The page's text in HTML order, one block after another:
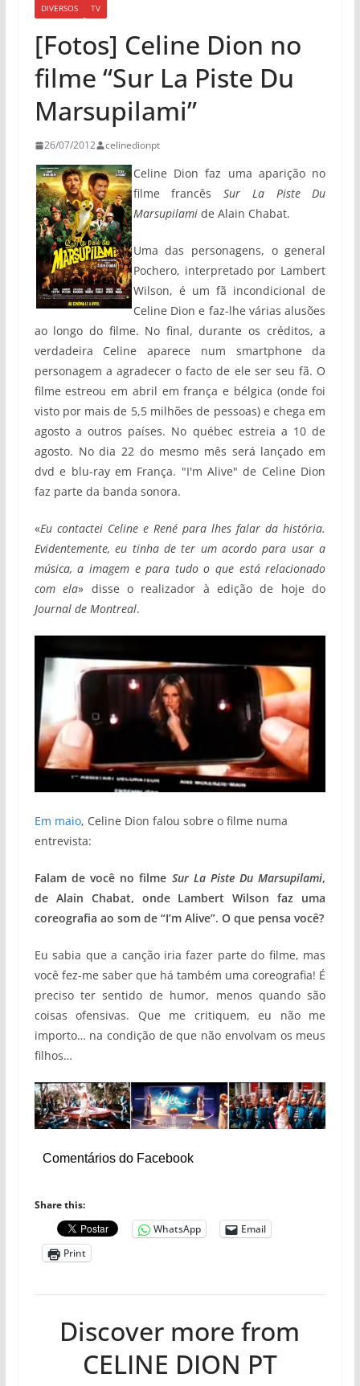
DIVERSOS TV
[Fotos] Celine Dion no
filme “Sur La Piste Du
Marsupilami”
26/07/2012 celinedionpt
Celine Dion faz uma aparição no
filme francêsSur La Piste Du
Marsupilami de Alain Chabat.
Uma das personagens, o general
Pochero, interpretado por Lambert
Wilson, é um fã incondicional de
Celine Dion e faz-lhe várias alusões
ao longo do filme. No final, durante os créditos, a
verdadeira Celine aparece num smartphone da
personagem a agradecer o facto de ele ser seu fã. O
filme estreou em abril em frança e bélgica (onde foi
visto por mais de 5,5 milhões de pessoas) e chega em
agosto a outros países. No québec estreia a 10 de
agosto. No dia 22 do mesmo mês será lançado em
dvd e blu-ray em França. "I'm Alive" de Celine Dion
faz parte da banda sonora.
«Eu contactei Celine e René para lhes falar da história.
Evidentemente, eu tinha de ter um acordo para usar a
música, a imagem e para tudo o que está relacionado
com ela» disse o realizador à edição de hoje do
Journal de Montreal.
Em maio, Celine Dion falou sobre o filme numa
entrevista:
Falam de você no filme Sur La Piste Du Marsupilami,
de Alain Chabat, onde Lambert Wilson faz uma
coreografia ao som de “I’m Alive”. O que pensa você?
Eu sabia que a canção iria fazer parte do filme, mas
você fez-me saber que há também uma coreografia! É
preciso ter sentido de humor, menos quando são
coisas ofensivas. Que me critiquem, eu não me
importo… na condição de que não envolvam os meus
filhos…
Comentários do Facebook
Share this:
WhatsApp
Email
Print
Discover more from
CELINE DION PT